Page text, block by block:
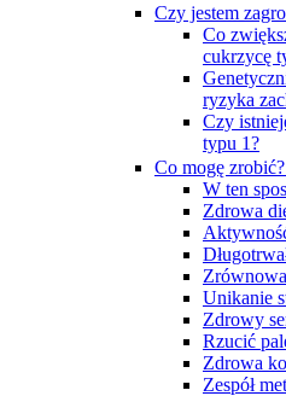
Czy jestem
Co
cukrzycę
ryzyka
Czy
typu 1?
Co mogę zrobić?
W ten
Zdrowa
Unikanie
Zdrowy
Rzucić
Zdrowa
Zespół